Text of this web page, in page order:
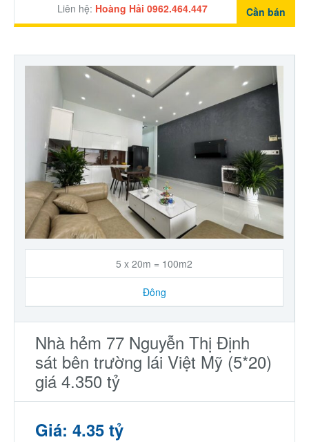
Ecocity Premia
Liên hệ
Liên hệ: Hoàng Hải 0962.464.447 Cần bán
5 x 20m = 100m2
Đông
Nhà hẻm 77 Nguyễn Thị Định
sát bên trường lái Việt Mỹ (5*20)
giá 4.350 tỷ
Giá: 4.35 tỷ